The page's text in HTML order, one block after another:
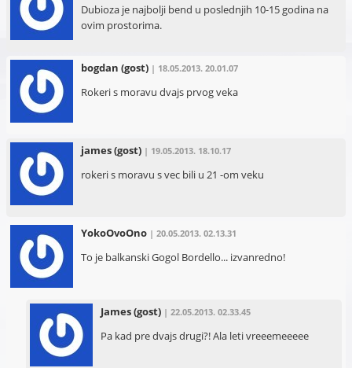
Dubioza je najbolji bend u poslednjih 10-15 godina na
ovim prostorima.
bogdan (gost) | 18.05.2013. 20.01.07
Rokeri s moravu dvajs prvog veka
james(gost) | 19.05.2013. 18.10.17
rokeri s moravu s vec bili u 21 -om veku
YokoOvoOno | 20.05.2013. 02.13.31
To je balkanski Gogol Bordello... izvanredno!
James(gost) | 22.05.2013. 02.33.45
Pa kad pre dvajs drugi?! Ala leti vreeemeeeee